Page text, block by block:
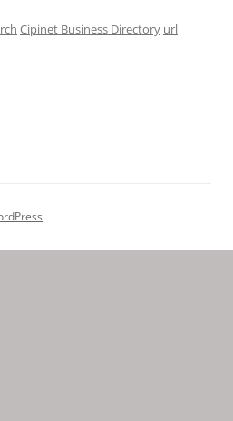
Cipinet Business Directory url